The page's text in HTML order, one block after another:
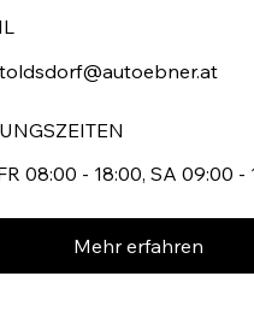
08:00 - 18:00, SA 09:00 -
Mehr erfahren